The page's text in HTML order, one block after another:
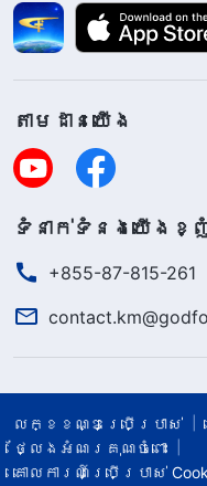
តាម​ដាន​យើង​
ទំនាក់​ទំនង​យើង​ខ្
+855-87-815-261
លក្ខខណ្ឌ​ប្រើប្រាស់​
ថ្លែងអំណរគុណចំពោះ
គោលការណ៍ប្រើប្រាស់